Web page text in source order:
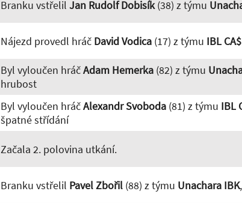
Branku vstřelil Jan Rudolf Dobisík(38) z týmu
Nájezd provedl hráč David Vodica(17) z týmu IBL
Byl vyloučen hráčAdam Hemerka(82) z týmu
hrubost
Byl vyloučen hráčAlexandr Svoboda(81) z týmu IBL
špatné střídání
Začala 2. polovina utkání.
Branku vstřelil Pavel Zbořil(88) z týmu Unachara IBK